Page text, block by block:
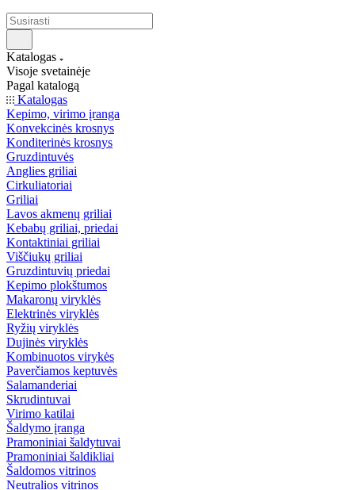
Katalogas
Visoje svetainėje
Pagal katalogą
Katalogas
Kepimo, virimo įranga
Konvekcinės krosnys
Konditerinės krosnys
Gruzdintuvės
Anglies griliai
Cirkuliatoriai
Griliai
Lavos akmenų griliai
Kebabų griliai, priedai
Kontaktiniai griliai
Viščiukų griliai
Gruzdintuvių priedai
Kepimo plokštumos
Makaronų viryklės
Elektrinės viryklės
Ryžių viryklės
Dujinės viryklės
Kombinuotos virykės
Paverčiamos keptuvės
Salamanderiai
Skrudintuvai
Virimo katilai
Šaldymo įranga
Pramoniniai šaldytuvai
Pramoniniai šaldikliai
Šaldomos vitrinos
Neutralios vitrinos